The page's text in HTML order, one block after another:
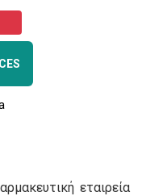
εταιρεία